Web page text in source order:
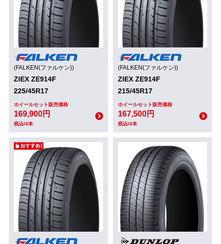
(FALKEN(ファルケン))
ZIEX ZE914F
225/45R17
ホイールセット販売価格
169,900円
税込/4本
(FALKEN(ファルケン))
ZIEX ZE914F
215/45R17
ホイールセット販売価格
167,500円
税込/4本